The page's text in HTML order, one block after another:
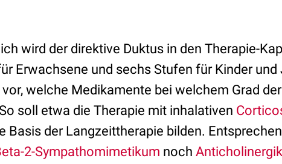
wird der direktive Duktus in den Therapie-
Erwachsene und sechs Stufen für Kinder und
welche Medikamente bei welchem Grad
soll etwa die Therapie mit inhalativen
Basis der Langzeittherapie bilden.
2-Sympathomimetikum noch